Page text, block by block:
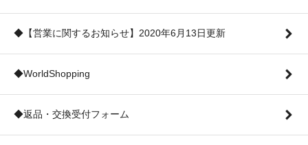
◆【営業に関するお知らせ】2020年6月13日更新
◆WorldShopping
◆返品・交換受付フォーム